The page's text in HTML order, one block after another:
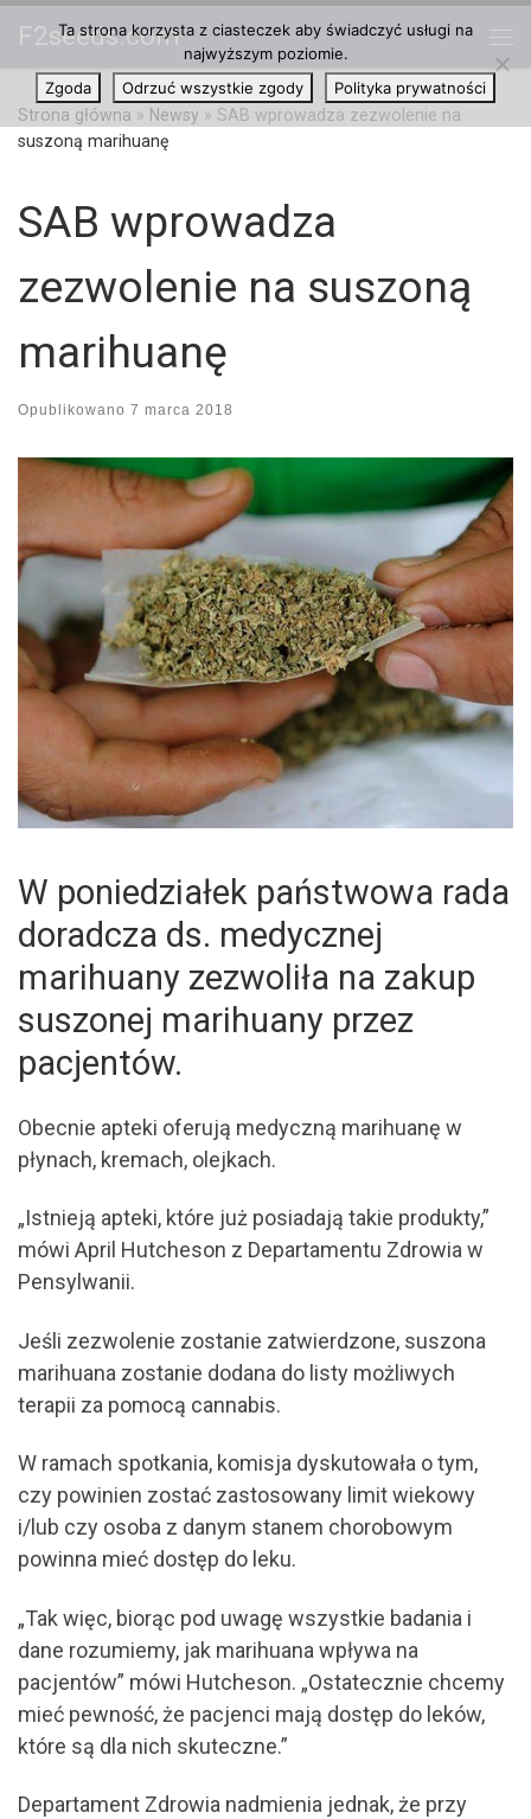
Przejdź do treści
F2seeds.com
Strona główna » Newsy » SAB wprowadza zezwolenie na
suszoną marihuanę
SAB wprowadza
zezwolenie na suszoną
marihuanę
Opublikowano 7 marca 2018
W poniedziałek państwowa rada
doradcza ds. medycznej
marihuany zezwoliła na zakup
suszonej marihuany przez
pacjentów.
Obecnie apteki oferują medyczną marihuanę w
płynach, kremach, olejkach.
„Istnieją apteki, które już posiadają takie produkty,”
mówi April Hutcheson z Departamentu Zdrowia w
Pensylwanii.
Jeśli zezwolenie zostanie zatwierdzone, suszona
marihuana zostanie dodana do listy możliwych
terapii za pomocą cannabis.
W ramach spotkania, komisja dyskutowała o tym,
czy powinien zostać zastosowany limit wiekowy
i/lub czy osoba z danym stanem chorobowym
powinna mieć dostęp do leku.
„Tak więc, biorąc pod uwagę wszystkie badania i
dane rozumiemy, jak marihuana wpływa na
pacjentów” mówi Hutcheson. „Ostatecznie chcemy
mieć pewność, że pacjenci mają dostęp do leków,
które są dla nich skuteczne.”
Departament Zdrowia nadmienia jednak, że przy
Ta strona korzysta z ciasteczek aby świadczyć usługi na
najwyższym poziomie.
Zgoda
Odrzuć wszystkie zgody Polityka prywatności